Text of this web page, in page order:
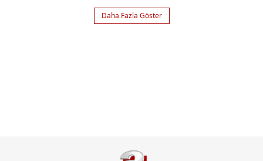
Daha Fazla Göster